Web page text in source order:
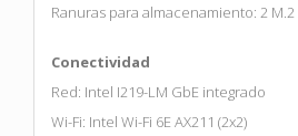
Ranuras para almacenamiento: 2 M.2
Conectividad
Red: Intel I219-LM GbE integrado
Wi-Fi: Intel Wi-Fi 6E AX211 (2x2)